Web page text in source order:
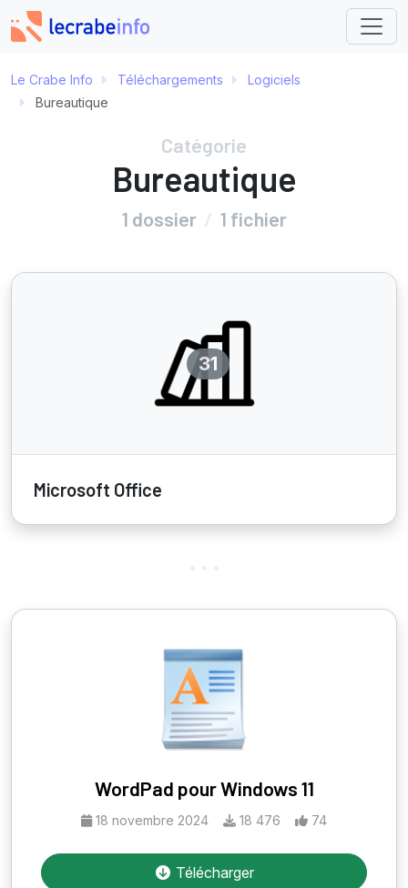
Le Crabe Info Téléchargements
Logiciels
Bureautique
Catégorie
Bureautique
1 dossier 1 fichier
31
Microsoft Office
WordPad pour Windows 11
18 novembre 2024 18 476 74
Télécharger